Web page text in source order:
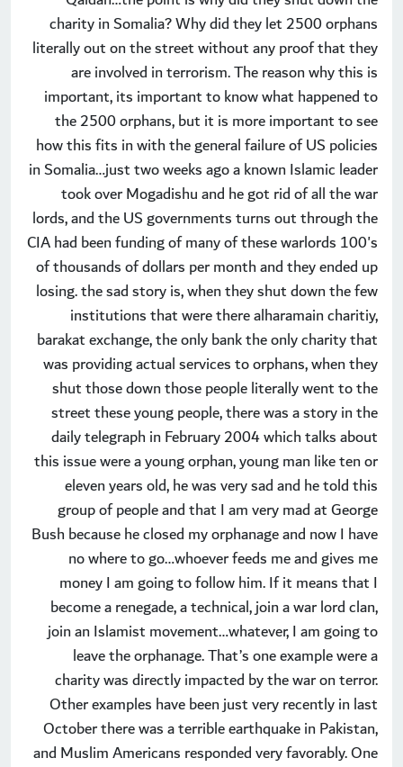
charity in Somalia? Why did they let 2500 orphans
literally out on the street without any proof that they
are involved in terrorism. The reason why this is
important, its important to know what happened to
the 2500 orphans, but it is more important to see
how this fits in with the general failure of US policies
in Somalia…just two weeks ago a known Islamic leader
took over Mogadishu and he got rid of all the war
lords, and the US governments turns out through the
CIA had been funding of many of these warlords 100's
of thousands of dollars per month and they ended up
losing. the sad story is, when they shut down the few
institutions that were there alharamain charitiy,
barakat exchange, the only bank the only charity that
was providing actual services to orphans, when they
shut those down those people literally went to the
street these young people, there was a story in the
daily telegraph in February 2004 which talks about
this issue were a young orphan, young man like ten or
eleven years old, he was very sad and he told this
group of people and that I am very mad at George
Bush because he closed my orphanage and now I have
no where to go…whoever feeds me and gives me
money I am going to follow him. If it means that I
become a renegade, a technical, join a war lord clan,
join an Islamist movement…whatever, I am going to
leave the orphanage. That’s one example were a
charity was directly impacted by the war on terror.
Other examples have been just very recently in last
October there was a terrible earthquake in Pakistan,
and Muslim Americans responded very favorably. One